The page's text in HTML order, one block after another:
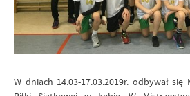
W dniach 14.03-17.03.2019r. odbywał